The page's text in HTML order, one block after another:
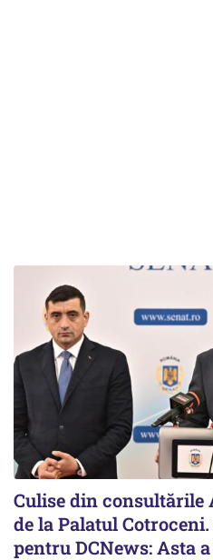
Culise din consultările
de la Palatul
pentru DCNews: Asta